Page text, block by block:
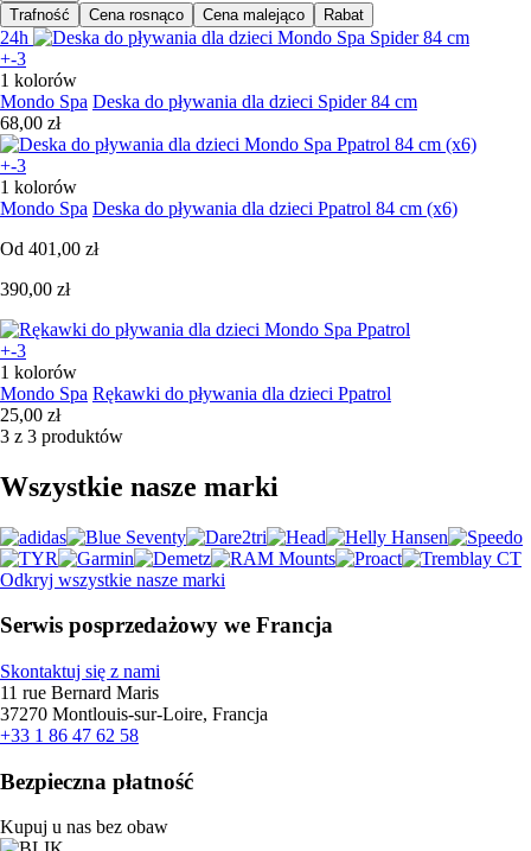
Trafność
Cena rosnąco Cena malejąco Rabat
24h
+-3
1 kolorów
Mondo Spa Deska do pływania dla dzieci Spider 84 cm
68,00 zł
+-3
1 kolorów
Mondo Spa Deska do pływania dla dzieci Ppatrol 84 cm (x6)
Od 401,00 zł
390,00 zł
+-3
1 kolorów
Mondo Spa Rękawki do pływania dla dzieci Ppatrol
25,00 zł
3 z 3 produktów
Wszystkie nasze marki
Odkryj wszystkie nasze marki
Serwis posprzedażowy we Francja
Skontaktuj się z nami
11 rue Bernard Maris
37270 Montlouis-sur-Loire, Francja
+33 1 86 47 62 58
Bezpieczna płatność
Kupuj u nas bez obaw